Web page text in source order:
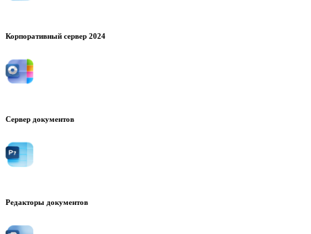
Корпоративный сервер 2024
Сервер документов
Редакторы документов